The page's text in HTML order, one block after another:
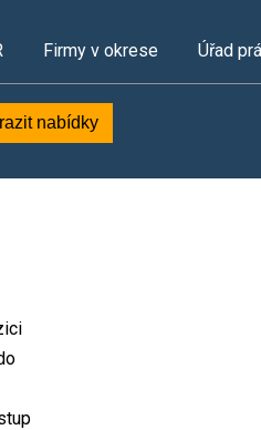
Firmy v okrese Úřad
nabídky